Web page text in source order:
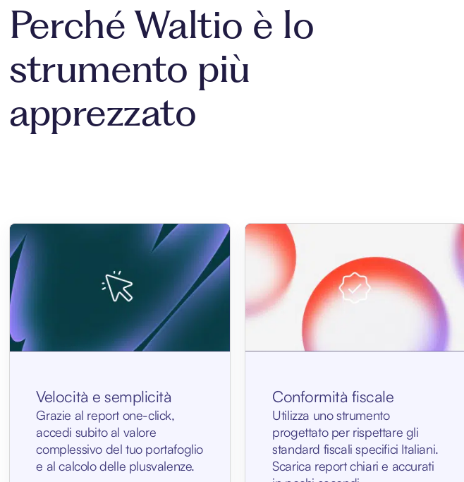
Perché Waltio è lo
strumento più
apprezzato
Velocità e semplicità
Grazie al report one-click,
accedi subito al valore
complessivo del tuo portafoglio
e al calcolo delle plusvalenze.
Conformità fiscale
Utilizza uno strumento
progettato per rispettare gli
standard fiscali specifici Italiani.
Scarica report chiari e accurati